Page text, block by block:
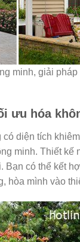
minh, giải
ưu hóa
diện tích
minh. Thiết kế
Bạn có thể kết
hòa mình vào